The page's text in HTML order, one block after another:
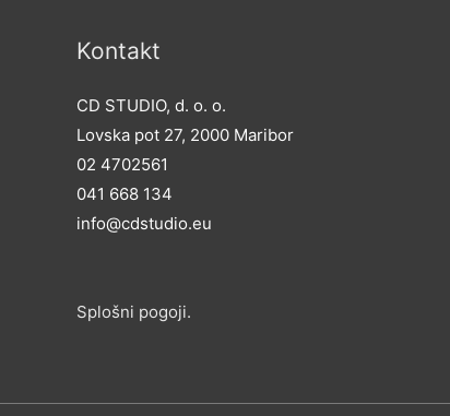
Kontakt
CD STUDIO, d. o. o.
Lovska pot 27, 2000 Maribor
02 4702561
041 668 134
info@cdstudio.eu
Splošni pogoji.